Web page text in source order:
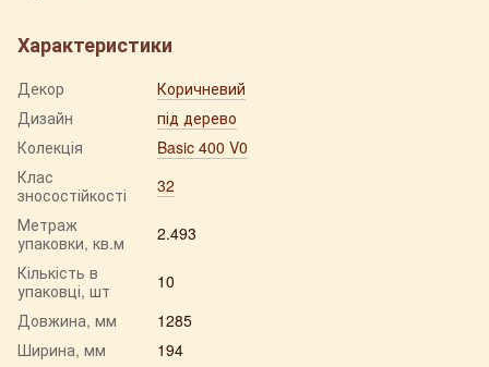
Характеристики
Декор
Коричневий
Дизайн
під дерево
Колекція
Basic 400 V0
Клас
зносостійкості
32
Метраж
упаковки, кв.м
2.493
Кількість в
упаковці, шт
10
Довжина, мм
1285
Ширина, мм
194